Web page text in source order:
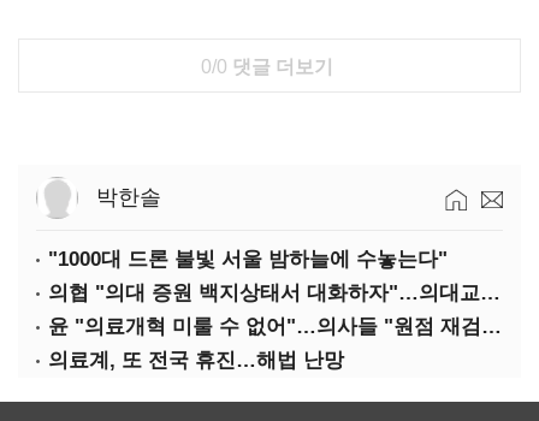
0/0 댓글 더보기
박한솔
"1000대 드론 불빛 서울 밤하늘에 수놓는다"
의협 "의대 증원 백지상태서 대화하자"…의대교수, 집단 휴진
윤 "의료개혁 미룰 수 없어"…의사들 "원점 재검토"
의료계, 또 전국 휴진…해법 난망